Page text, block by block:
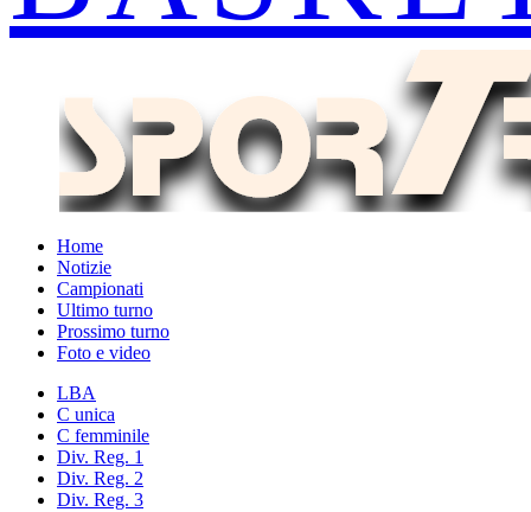
Home
Notizie
Campionati
Ultimo turno
Prossimo turno
Foto e video
LBA
C unica
C femminile
Div. Reg. 1
Div. Reg. 2
Div. Reg. 3